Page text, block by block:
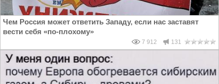
Чем Россия может ответить Западу, если нас заставят
вести себя «по-плохому»
7 912 131